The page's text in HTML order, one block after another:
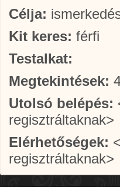
Célja:
Kit keres: férfi
Testalkat:
Megtekintések:
Utolsó belépés:
regisztráltaknak>
Elérhetőségek:
regisztráltaknak>